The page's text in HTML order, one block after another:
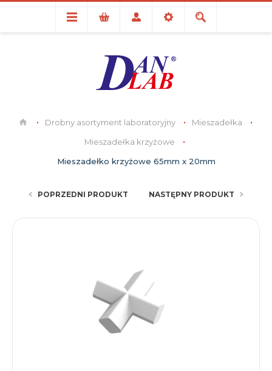
Drobny asortyment laboratoryjny
Mieszadełka
Mieszadełka krzyżowe
Mieszadełko krzyżowe 65mm x 20mm
POPRZEDNI PRODUKT NASTĘPNY PRODUKT